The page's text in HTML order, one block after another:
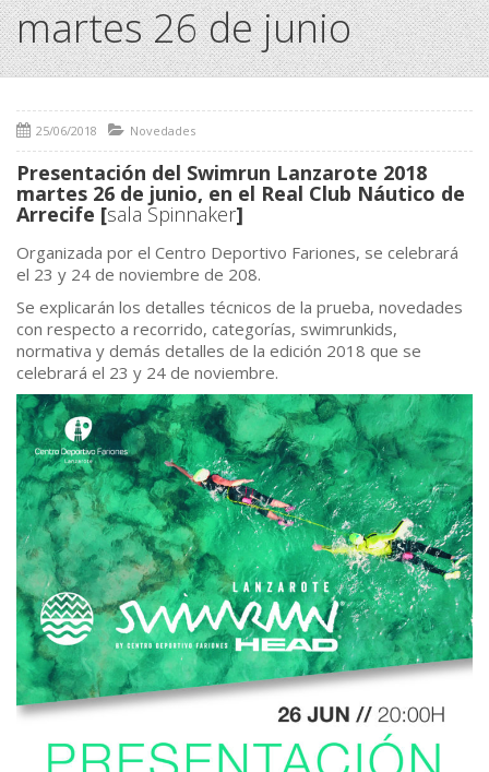
martes 26 de junio
25/06/2018 Novedades
Presentación del Swimrun Lanzarote 2018
martes 26 de junio, en el Real Club Náutico de
Arrecife [sala Spinnaker]
Organizada por el Centro Deportivo Fariones, se celebrará
el 23 y 24 de noviembre de 208.
Se explicarán los detalles técnicos de la prueba, novedades
con respecto a recorrido, categorías, swimrunkids,
normativa y demás detalles de la edición 2018 que se
celebrará el 23 y 24 de noviembre.